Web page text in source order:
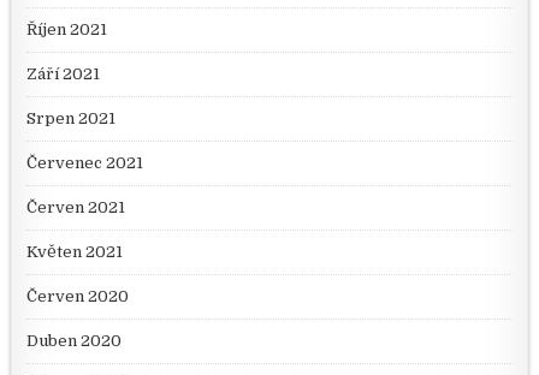
Říjen 2021
Září 2021
Srpen 2021
Červenec 2021
Červen 2021
Květen 2021
Červen 2020
Duben 2020